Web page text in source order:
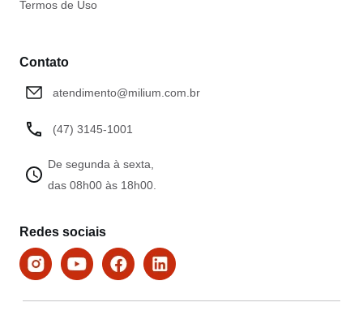
Termos de Uso
Contato
atendimento@milium.com.br
(47) 3145-1001
De segunda à sexta,
das 08h00 às 18h00.
Redes sociais